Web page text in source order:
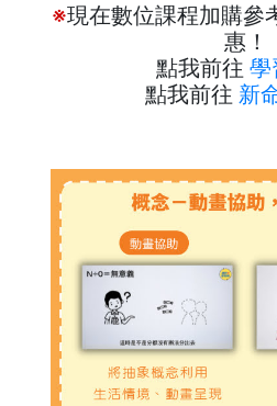
※現在數位課程加購參
惠！
點我前往 學
點我前往 新